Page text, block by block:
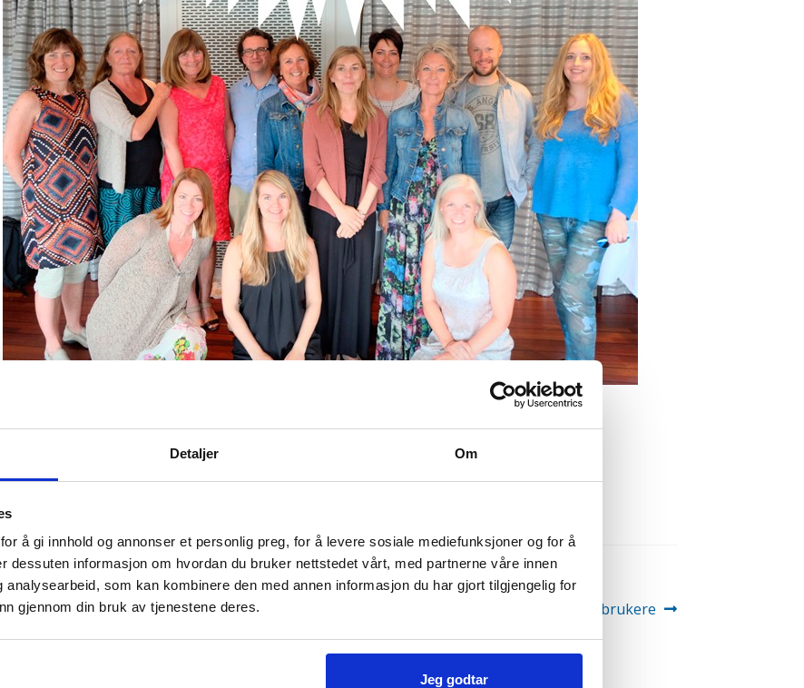
Detaljer Om
å gi innhold og annonser et personlig preg, for å levere sosiale mediefunksjoner og for å
dessuten informasjon om hvordan du bruker nettstedet vårt, med partnerne våre innen
analysearbeid, som kan kombinere den med annen informasjon du har gjort tilgjengelig for
gjennom din bruk av tjenestene deres.
Jeg godtar
på Facebook Del på X / Twitter Skriv ut
Samhandling om læring og
Praksiseksempel: Helsepedagogikk for brukere